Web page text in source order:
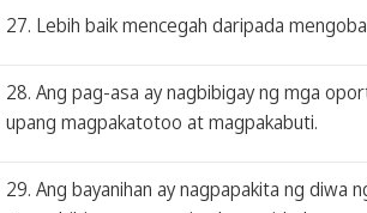
27. Lebih baik mencegah daripada
28. Ang pag-asa ay nagbibigay ng mga
upang magpakatotoo at magpakabuti.
29. Ang bayanihan ay nagpapakita ng diwa